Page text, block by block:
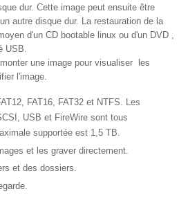
dur. Cette image peut ensuite être
autre disque dur. La restauration de la
d'un CD bootable linux ou d'un DVD ,
USB.
une image pour visualiser les
l'image.
FAT16, FAT32 et NTFS. Les
USB et FireWire sont tous
supportée est 1,5 TB.
et les graver directement.
et des dossiers.